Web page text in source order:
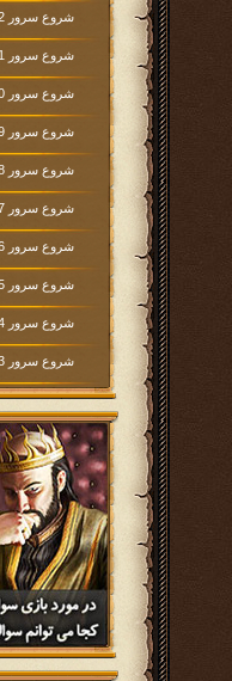
شروع سرور 242 نبرد جهانی
شروع سرور 241 نبرد جهانی
شروع سرور 240 نبرد جهانی
شروع سرور 239 نبرد جهانی
شروع سرور 238 نبرد جهانی
شروع سرور 237 نبرد جهانی
شروع سرور 236 نبرد جهانی
شروع سرور 235 نبرد جهانی
شروع سرور 234 نبرد جهانی
شروع سرور 233 نبرد جهانی